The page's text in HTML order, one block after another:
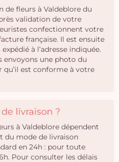
de fleurs à Valdeblore du
validation de votre
confectionnent votre
française. Il est ensuite
à l’adresse indiquée.
envoyons une photo du
est conforme à votre
livraison ?
à Valdeblore dépendent
du mode de livraison
en 24h : pour toute
Pour consulter les délais